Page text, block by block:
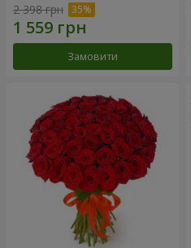
2 398 грн
Замовити